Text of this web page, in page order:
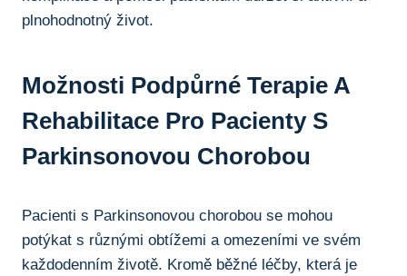
plnohodnotný život.
Možnosti Podpůrné ‍terapie A
Rehabilitace ⁤pro Pacienty S
Parkinsonovou Chorobou
Pacienti s ⁢Parkinsonovou chorobou ⁤se ⁤mohou
potýkat s různými ‌obtížemi a omezeními ve svém
každodenním životě. Kromě běžné‌ léčby, která je